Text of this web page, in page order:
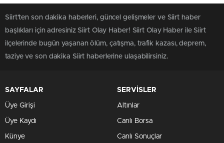
Siirt'ten son dakika haberleri, güncel gelişmeler ve Siirt haber
başlıkları için adresiniz Siirt Olay Haber! Siirt Olay Haber ile Siirt
ilçelerinde bugün yaşanan ölüm, çatışma, trafik kazası, deprem,
taziye ve son dakika Siirt haberlerine ulaşabilirsiniz.
SAYFALAR
Üye Girişi
Üye Kaydı
Künye
SERVİSLER
Altınlar
Canlı Borsa
Canlı Sonuçlar